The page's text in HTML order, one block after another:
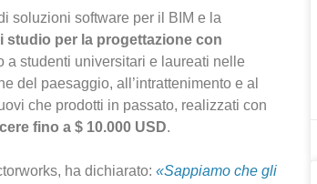
soluzioni software per il BIM e la
studio per la progettazione con
a studenti universitari e laureati nelle
del paesaggio, all’intrattenimento e al
che prodotti in passato, realizzati con
fino a $ 10.000 USD.
ha dichiarato: «Sappiamo che gli